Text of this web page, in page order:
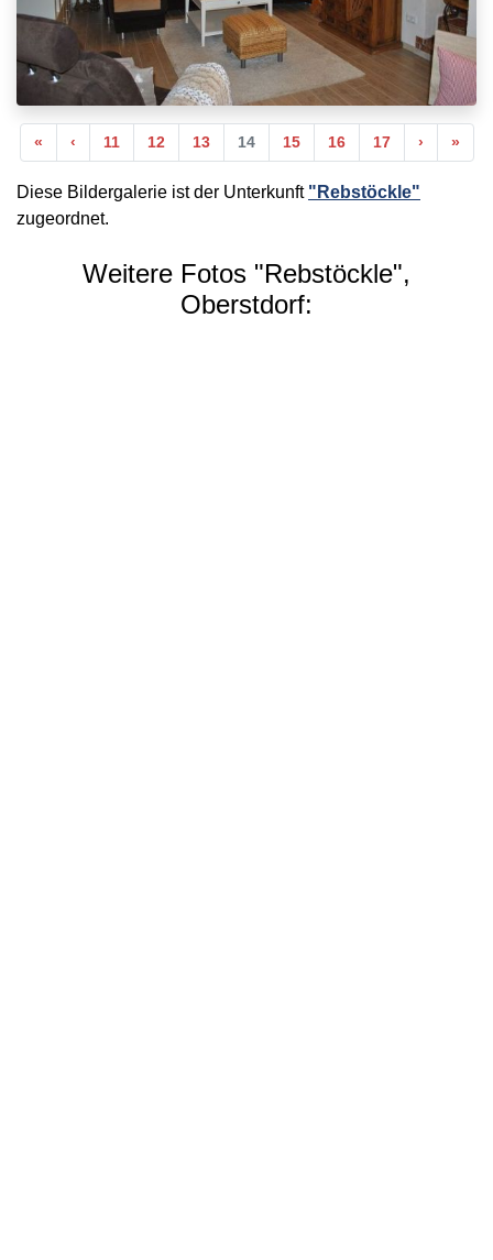
«Anfang
‹Vorherige
11 12 13 14 15 16 17 ›Nächste
»
Diese Bildergalerie ist der Unterkunft "Rebstöckle"
zugeordnet.
Weitere Fotos "Rebstöckle",
Oberstdorf: